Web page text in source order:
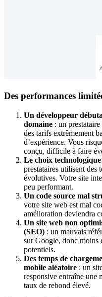
Des performances
Un développeur
domaine : un
des tarifs extrêmement
d’expérience. Vous
conçu, difficile à faire
Le choix
prestataires utilisent des
évolutives. Votre site
peu performant.
Un code source mal
votre site web est mal
amélioration deviendra
Un site web non
(SEO) : un mauvais
sur Google, donc moins
potentiels.
Des temps de
mobile aléatoire : un
responsive entraîne une
taux de rebond élevé.